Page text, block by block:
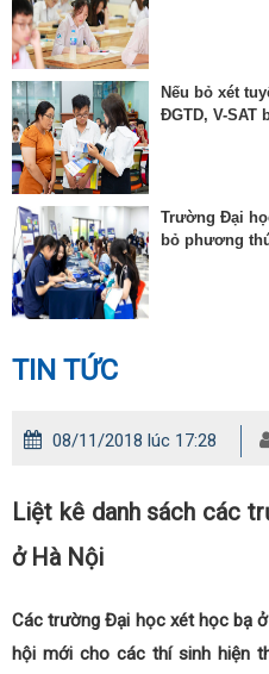
Nếu bỏ xét
ĐGTD, V-SAT
Trường Đại
bỏ phương
TIN TỨC
08/11/2018 lúc 17:28
Liệt kê danh sách các
ở Hà Nội
Các trường Đại học xét học bạ
hội mới cho các thí sinh hiện